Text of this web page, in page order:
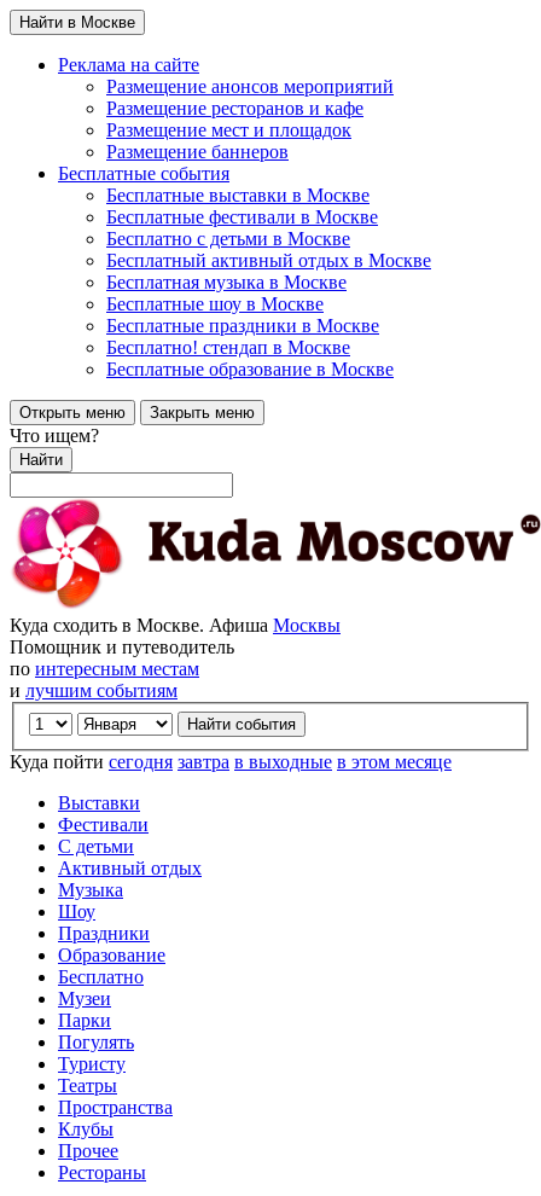
Найти в Москве
Реклама на сайте
Размещение анонсов мероприятий
Размещение ресторанов и кафе
Размещение мест и площадок
Размещение баннеров
Бесплатные события
Бесплатные выставки в Москве
Бесплатные фестивали в Москве
Бесплатно с детьми в Москве
Бесплатный активный отдых в Москве
Бесплатная музыка в Москве
Бесплатные шоу в Москве
Бесплатные праздники в Москве
Бесплатно! стендап в Москве
Бесплатные образование в Москве
Открыть меню Закрыть меню
Что ищем?
Найти
Куда сходить в Москве. Афиша Москвы
Помощник и путеводитель
по интересным местам
и лучшим событиям
Куда пойти сегодня завтра в выходные в этом месяце
Выставки
Фестивали
С детьми
Активный отдых
Музыка
Шоу
Праздники
Образование
Бесплатно
Музеи
Парки
Погулять
Туристу
Театры
Пространства
Клубы
Прочее
Рестораны